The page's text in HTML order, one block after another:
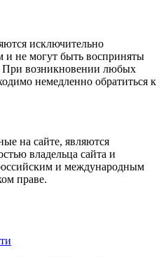
исключительно
и не могут быть восприняты
При возникновении любых
немедленно обратиться к
на сайте, являются
владельца сайта и
и международным
праве.